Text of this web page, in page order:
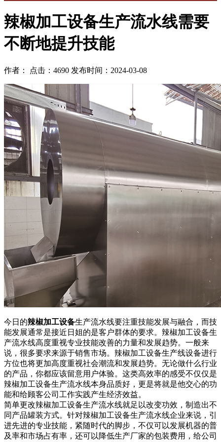
辣椒加工设备生产流水线需要
不断地提升技能
作者： 点击：4690 发布时间：2024-03-08
今日的辣椒加工设备生产流水线要注重技能发展与融合，而技
能发展通常是接近日姐的是客户群体的要求。辣椒加工设备生
产流水线高度重视专业技能改善的力量和发展趋势。一般来
说，很多要求来源于销售市场。辣椒加工设备生产线设备进行
方位也将更加高度重视社会潮流和发展趋势。无论做什么行业
的产品，你都应该留意用户体验。这类高效率的感受不仅仅是
辣椒加工设备生产流水线本身品质好，更是将就是他交心的功
能和给顾客公司工作实践产生经济效益。
简单更改辣椒加工设备生产流水线就足以改变功效，制造出不
同产品罐装方式。针对辣椒加工设备生产流水线企业来说，引
进先进的专业技能，紧随时代的脚步，不仅可以发展机器的普
及率和市场占有率，还可以降低生产厂家的包装费用，给公司